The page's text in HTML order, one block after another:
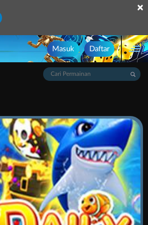
×
Masuk Daftar